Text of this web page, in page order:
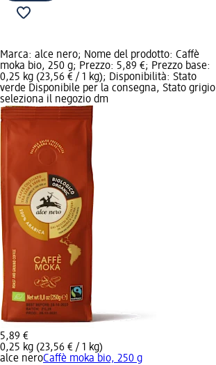
Marca: alce nero; Nome del prodotto: Caffè
moka bio, 250 g; Prezzo: 5,89 €; Prezzo base:
0,25 kg (23,56 € / 1 kg); Disponibilità: Stato
verde Disponibile per la consegna, Stato grigio
seleziona il negozio dm
5,89 €
0,25 kg (23,56 € / 1 kg)
alce neroCaffè moka bio, 250 g